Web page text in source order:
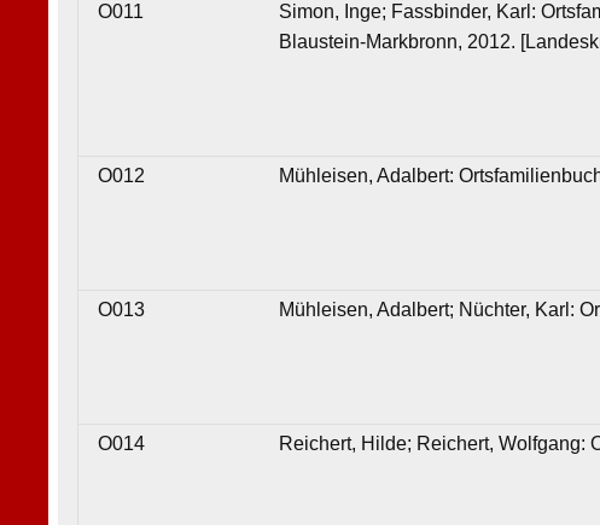
O011
Simon, Inge; Fassbinder, Karl:
Blaustein-Markbronn, 2012.
O012 Mühleisen, Adalbert:
O013 Mühleisen, Adalbert; Nüchter, Karl:
O014 Reichert, Hilde; Reichert, Wolfgang: